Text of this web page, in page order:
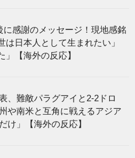
杯敗退後に感謝のメッセージ！
なる存在」「来世は日本人と
「日本に勝ってほしかった」
、難敵パラグアイと2-2ドロ
や南米と互角に戦えるアジア
け」【海外の反応】